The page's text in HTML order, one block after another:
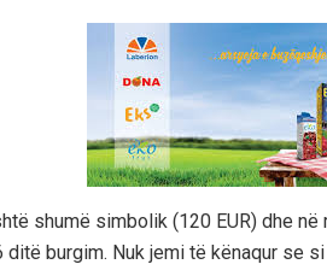
shumë simbolik (120 EUR) dhe
ditë burgim. Nuk jemi të kënaqur se